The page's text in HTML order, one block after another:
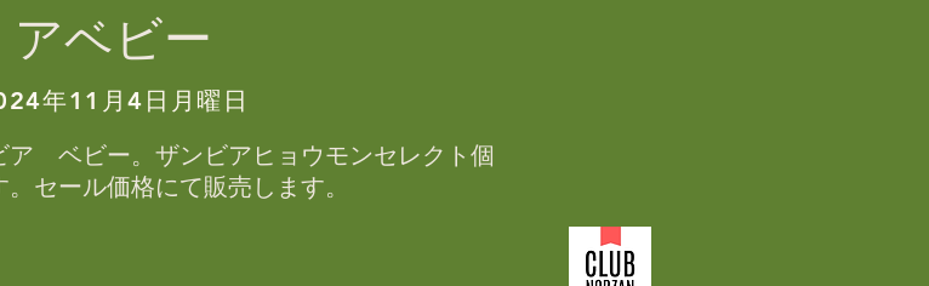
アベビー
年11月4日月曜日
　ベビー。ザンビアヒョウモンセレクト個
セール価格にて販売します。